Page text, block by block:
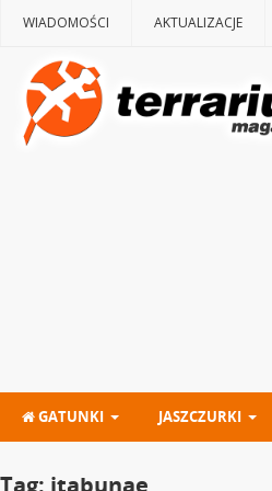
WIADOMOŚCI AKTUALIZACJE
GATUNKI JASZCZURKI
Tag: itabunae